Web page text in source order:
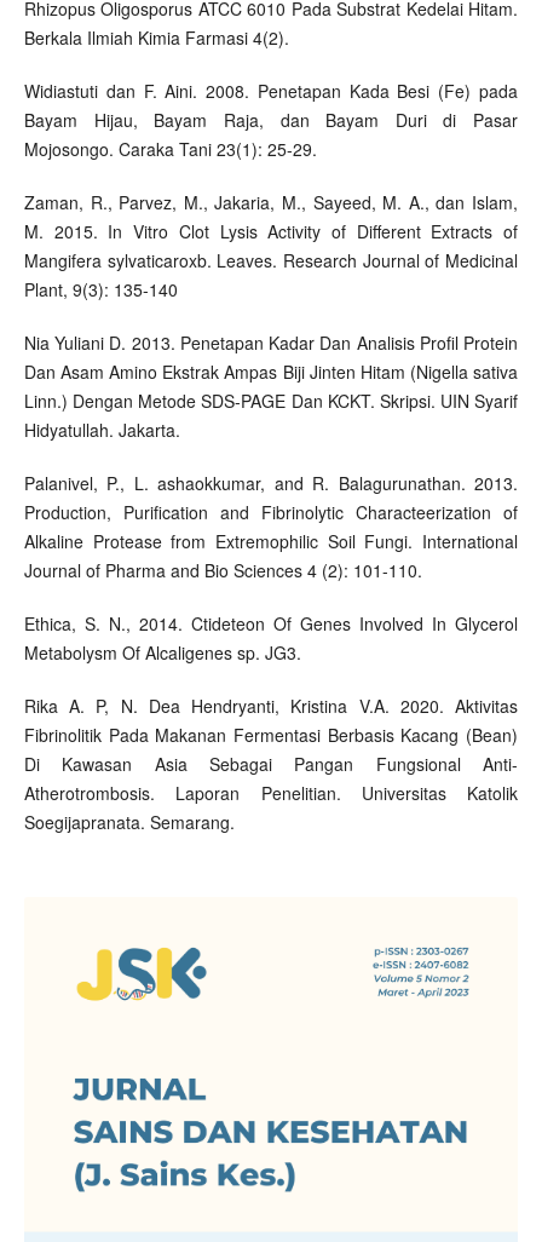
Rhizopus Oligosporus ATCC 6010 Pada Substrat Kedelai Hitam.
Berkala Ilmiah Kimia Farmasi 4(2).
Widiastuti dan F. Aini. 2008. Penetapan Kada Besi (Fe) pada
Bayam Hijau, Bayam Raja, dan Bayam Duri di Pasar
Mojosongo. Caraka Tani 23(1): 25-29.
Zaman, R., Parvez, M., Jakaria, M., Sayeed, M. A., dan Islam,
M. 2015. In Vitro Clot Lysis Activity of Different Extracts of
Mangifera sylvaticaroxb. Leaves. Research Journal of Medicinal
Plant, 9(3): 135-140
Nia Yuliani D. 2013. Penetapan Kadar Dan Analisis Profil Protein
Dan Asam Amino Ekstrak Ampas Biji Jinten Hitam (Nigella sativa
Linn.) Dengan Metode SDS-PAGE Dan KCKT. Skripsi. UIN Syarif
Hidyatullah. Jakarta.
Palanivel, P., L. ashaokkumar, and R. Balagurunathan. 2013.
Production, Purification and Fibrinolytic Characteerization of
Alkaline Protease from Extremophilic Soil Fungi. International
Journal of Pharma and Bio Sciences 4 (2): 101-110.
Ethica, S. N., 2014. Ctideteon Of Genes Involved In Glycerol
Metabolysm Of Alcaligenes sp. JG3.
Rika A. P, N. Dea Hendryanti, Kristina V.A. 2020. Aktivitas
Fibrinolitik Pada Makanan Fermentasi Berbasis Kacang (Bean)
Di Kawasan Asia Sebagai Pangan Fungsional Anti-
Atherotrombosis. Laporan Penelitian. Universitas Katolik
Soegijapranata. Semarang.